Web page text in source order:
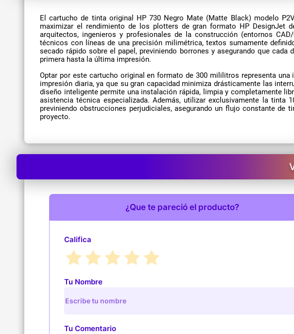
El cartucho de tinta original HP 730 Negro Mate (Matte Black) modelo
maximizar el rendimiento de los plotters de gran formato HP DesignJet
arquitectos, ingenieros y profesionales de la construcción (entornos
técnicos con líneas de una precisión milimétrica, textos sumamente
secado rápido sobre el papel, previniendo borrones y asegurando que
primera hasta la última impresión.
Optar por este cartucho original en formato de 300 mililitros representa
impresión diaria, ya que su gran capacidad minimiza drásticamente las
diseño inteligente permite una instalación rápida, limpia y completamente
asistencia técnica especializada. Además, utilizar exclusivamente la tinta
previniendo obstrucciones perjudiciales, asegurando un flujo constante
proyecto.
¿Que te pareció el producto?
Califica
Tu Nombre
Tu Comentario